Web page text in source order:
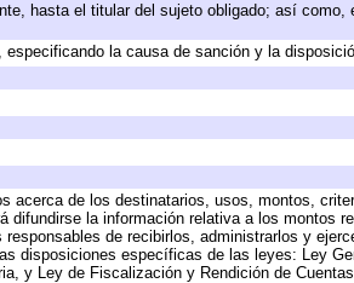
hasta el titular del sujeto obligado; así como,
la causa de sanción y la
acerca de los destinatarios, usos, montos,
difundirse la información relativa a los montos
de recibirlos, administrarlos y
disposiciones específicas de las leyes: Ley
y Ley de Fiscalización y Rendición de